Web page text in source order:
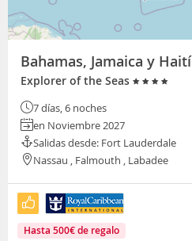
Bahamas, Jamaica y Haití
Explorer of the Seas
7 días, 6 noches
en Noviembre 2027
Salidas desde: Fort Lauderdale
Nassau , Falmouth , Labadee
Hasta 500€de regalo